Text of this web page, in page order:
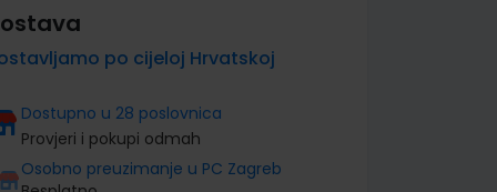
po cijeloj Hrvatskoj
Dostupno u 28 poslovnica
Provjeri i pokupi odmah
Osobno preuzimanje u PC Zagreb